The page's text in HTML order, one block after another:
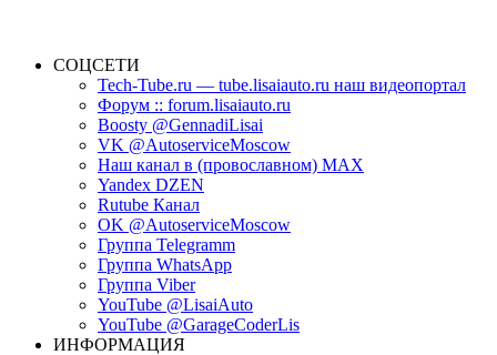
СОЦСЕТИ
Tech-Tube.ru — tube.lisaiauto.ru наш видеопортал
Форум :: forum.lisaiauto.ru
Boosty @GennadiLisai
VK @AutoserviceMoscow
Наш канал в (провославном) MAX
Yandex DZEN
Rutube Канал
OK @AutoserviceMoscow
Группа Telegramm
Группа WhatsApp
Группа Viber
YouTube @LisaiAuto
YouTube @GarageCoderLis
ИНФОРМАЦИЯ